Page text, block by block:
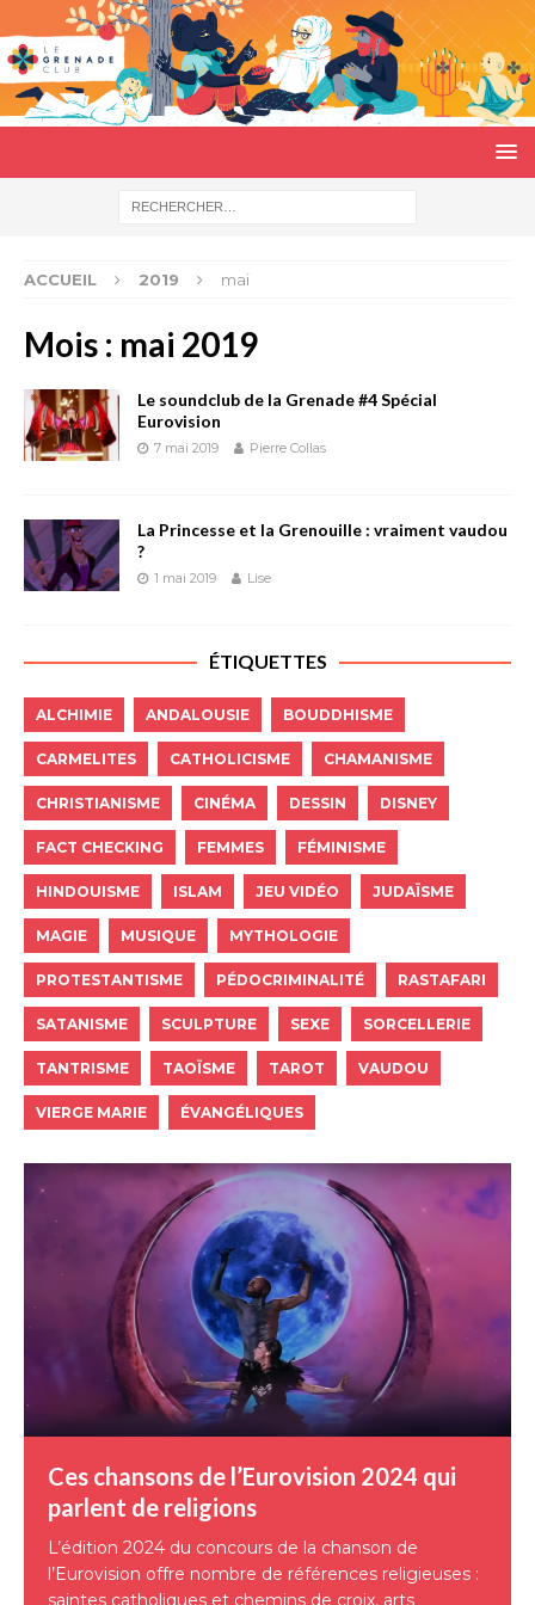
ACCUEIL 2019 mai
Mois : mai 2019
Le soundclub de la Grenade #4 Spécial
Eurovision
7 mai 2019 Pierre Collas
La Princesse et la Grenouille : vraiment vaudou
?
1 mai 2019 Lise
ÉTIQUETTES
ALCHIMIE ANDALOUSIE BOUDDHISME
CARMELITES CATHOLICISME CHAMANISME
CHRISTIANISME CINÉMA DESSIN DISNEY
FACT CHECKING FEMMES FÉMINISME
HINDOUISME ISLAM JEU VIDÉO JUDAÏSME
MAGIE MUSIQUE MYTHOLOGIE
PROTESTANTISME PÉDOCRIMINALITÉ RASTAFARI
SATANISME SCULPTURE SEXE SORCELLERIE
TANTRISME TAOÏSME TAROT VAUDOU
VIERGE MARIE ÉVANGÉLIQUES
Ces chansons de l’Eurovision 2024 qui
parlent de religions
L’édition 2024 du concours de la chanson de
l’Eurovision offre nombre de références religieuses :
saintes catholiques et chemins de croix, arts